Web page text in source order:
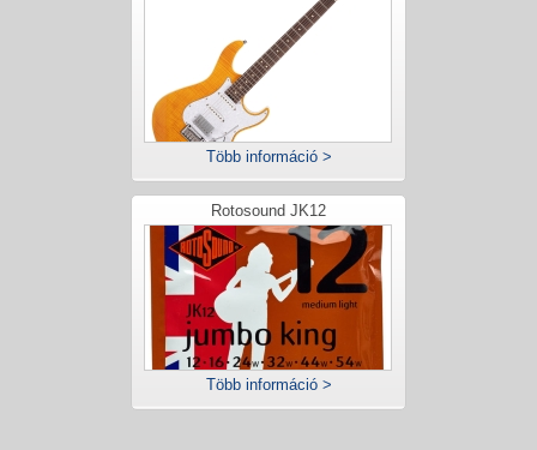
Több információ >
Rotosound JK12
Több információ >